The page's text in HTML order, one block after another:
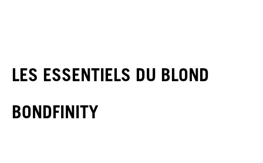
LES ESSENTIELS DU BLOND
BONDFINITY